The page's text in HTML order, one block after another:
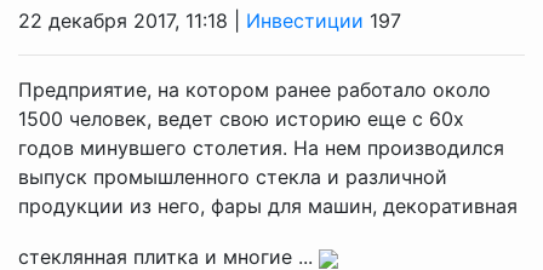
22 декабря 2017, 11:18 | Инвестиции 197
Предприятие, на котором ранее работало около
1500 человек, ведет свою историю еще с 60х
годов минувшего столетия. На нем производился
выпуск промышленного стекла и различной
продукции из него, фары для машин, декоративная
стеклянная плитка и многие ...